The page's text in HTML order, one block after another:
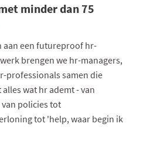
minder dan 75
aan een futureproof hr-
brengen we hr-managers,
professionals samen die
wat hr ademt - van
policies tot
tot 'help, waar begin ik